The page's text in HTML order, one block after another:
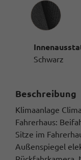
Schwarz
Beschreibung
Klimaanlage
Fahrerhaus:
Sitze im
Außenspiegel